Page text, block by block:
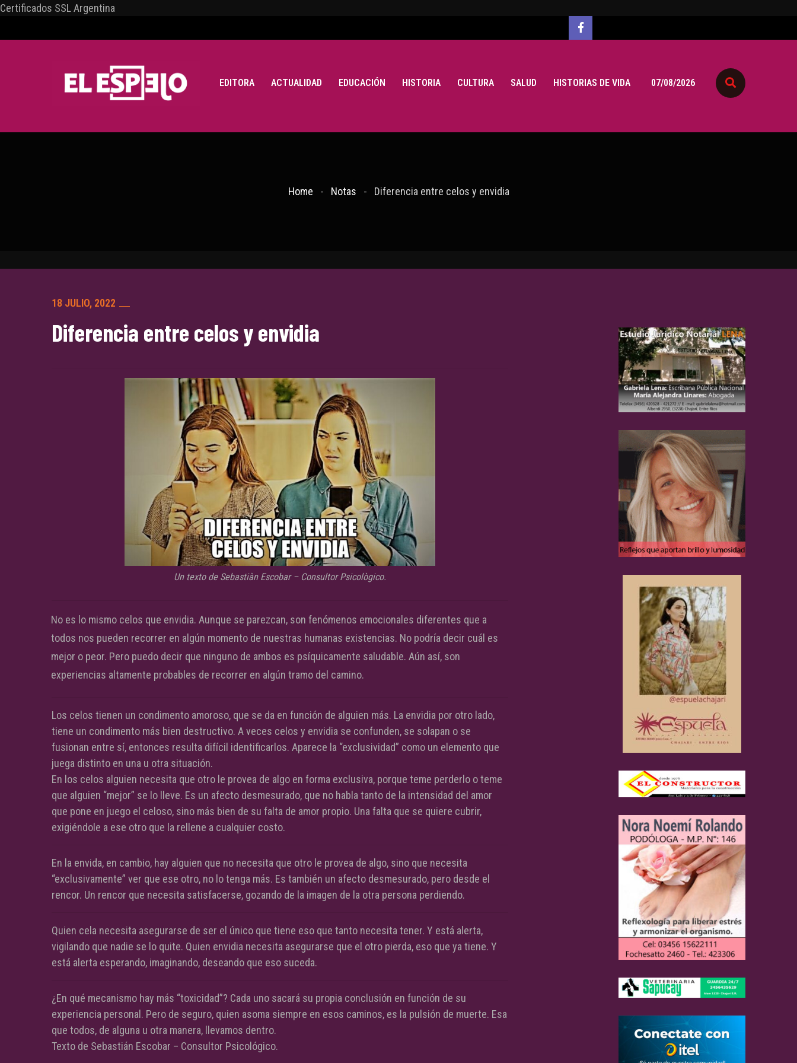
Certificados SSL Argentina
EDITORA ACTUALIDAD EDUCACIÓN HISTORIA CULTURA SALUD HISTORIAS DE VIDA 07/08/2026
Home Notas Diferencia entre celos y envidia
18 JULIO, 2022
Diferencia entre celos y envidia
Un texto de Sebastiàn Escobar – Consultor Psicològico.
No es lo mismo celos que envidia. Aunque se parezcan, son fenómenos emocionales diferentes que a
todos nos pueden recorrer en algún momento de nuestras humanas existencias. No podría decir cuál es
mejor o peor. Pero puedo decir que ninguno de ambos es psíquicamente saludable. Aún así, son
experiencias altamente probables de recorrer en algún tramo del camino.
Los celos tienen un condimento amoroso, que se da en función de alguien más. La envidia por otro lado,
tiene un condimento más bien destructivo. A veces celos y envidia se confunden, se solapan o se
fusionan entre sí, entonces resulta difícil identificarlos. Aparece la “exclusividad” como un elemento que
juega distinto en una u otra situación.
En los celos alguien necesita que otro le provea de algo en forma exclusiva, porque teme perderlo o teme
que alguien “mejor” se lo lleve. Es un afecto desmesurado, que no habla tanto de la intensidad del amor
que pone en juego el celoso, sino más bien de su falta de amor propio. Una falta que se quiere cubrir,
exigiéndole a ese otro que la rellene a cualquier costo.
En la envida, en cambio, hay alguien que no necesita que otro le provea de algo, sino que necesita
“exclusivamente” ver que ese otro, no lo tenga más. Es también un afecto desmesurado, pero desde el
rencor. Un rencor que necesita satisfacerse, gozando de la imagen de la otra persona perdiendo.
Quien cela necesita asegurarse de ser el único que tiene eso que tanto necesita tener. Y está alerta,
vigilando que nadie se lo quite. Quien envidia necesita asegurarse que el otro pierda, eso que ya tiene. Y
está alerta esperando, imaginando, deseando que eso suceda.
¿En qué mecanismo hay más “toxicidad”? Cada uno sacará su propia conclusión en función de su
experiencia personal. Pero de seguro, quien asoma siempre en esos caminos, es la pulsión de muerte. Esa
que todos, de alguna u otra manera, llevamos dentro.
Texto de Sebastián Escobar – Consultor Psicológico.